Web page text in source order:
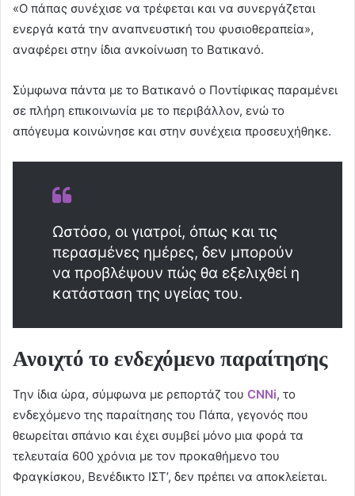
«Ο πάπας συνέχισε να τρέφεται και να συνεργάζεται
ενεργά κατά την αναπνευστική του φυσιοθεραπεία»,
αναφέρει στην ίδια ανκοίνωση το Βατικανό.
Σύμφωνα πάντα με το Βατικανό ο Ποντίφικας παραμένει
σε πλήρη επικοινωνία με το περιβάλλον, ενώ το
απόγευμα κοινώνησε και στην συνέχεια προσευχήθηκε.
Ωστόσο, οι γιατροί, όπως και τις
περασμένες ημέρες, δεν μπορούν
να προβλέψουν πώς θα εξελιχθεί η
κατάσταση της υγείας του.
Ανοιχτό το ενδεχόμενο παραίτησης
Την ίδια ώρα, σύμφωνα με ρεπορτάζ του CNNi, το
ενδεχόμενο της παραίτησης του Πάπα, γεγονός που
θεωρείται σπάνιο και έχει συμβεί μόνο μια φορά τα
τελευταία 600 χρόνια με τον προκαθήμενο του
Φραγκίσκου, Βενέδικτο ΙΣΤ’, δεν πρέπει να αποκλείεται.